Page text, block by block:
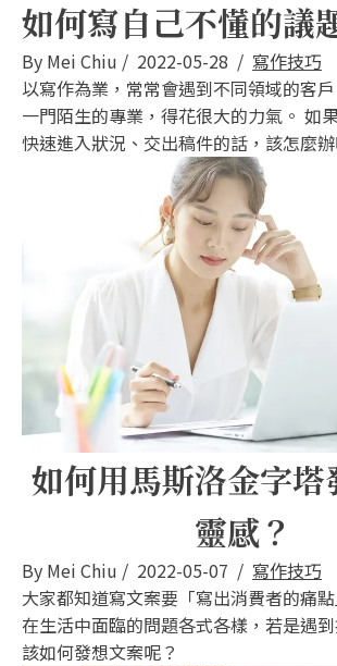
如何寫自己不懂的議
By Mei Chiu / 2022-05-28 / 寫作技巧
以寫作為業，常常會遇到不同領域的客
一門陌生的專業，得花很大的力氣。 如
快速進入狀況、交出稿件的話，該怎麼辦
如何用馬斯洛金字塔
靈感？
By Mei Chiu / 2022-05-07 / 寫作技巧
大家都知道寫文案要「寫出消費者的痛
在生活中面臨的問題各式各樣，若是遇
該如何發想文案呢？